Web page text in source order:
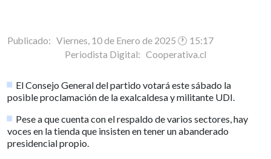
Publicado: Viernes, 10 de Enero de 2025 🕐 15:17
Periodista Digital: Cooperativa.cl
El Consejo General del partido votará este sábado la
posible proclamación de la exalcaldesa y militante UDI.
Pese a que cuenta con el respaldo de varios sectores, hay
voces en la tienda que insisten en tener un abanderado
presidencial propio.